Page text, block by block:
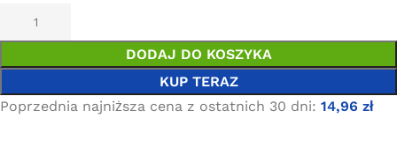
DODAJ DO KOSZYKA
KUP TERAZ
Poprzednia najniższa cena z ostatnich 30 dni: 14,96 zł